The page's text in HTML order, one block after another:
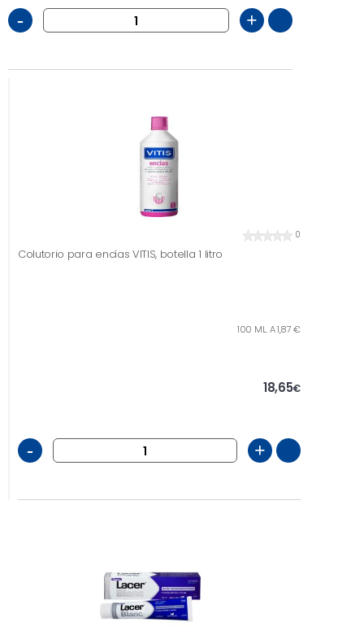
- +
0
Colutorio para encías VITIS, botella 1 litro
100 ML. A 1,87 €
18,65€
- +